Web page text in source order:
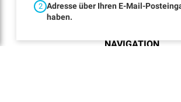
2 Adresse über Ihren E-Mail-
haben.
NAVIGATION